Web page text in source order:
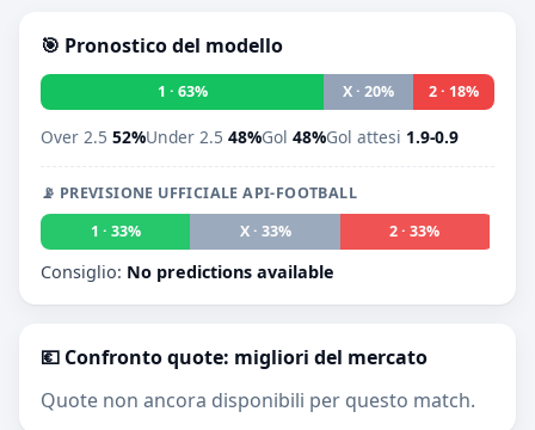
🎯 Pronostico del modello
1 · 63% X · 20% 2 · 18%
Over 2.5 52%Under 2.5 48%Gol 48%Gol attesi 1.9-0.9
📡 PREVISIONE UFFICIALE API-FOOTBALL
1 · 33%
X · 33% 2 · 33%
Consiglio: No predictions available
💶 Confronto quote: migliori del mercato
Quote non ancora disponibili per questo match.